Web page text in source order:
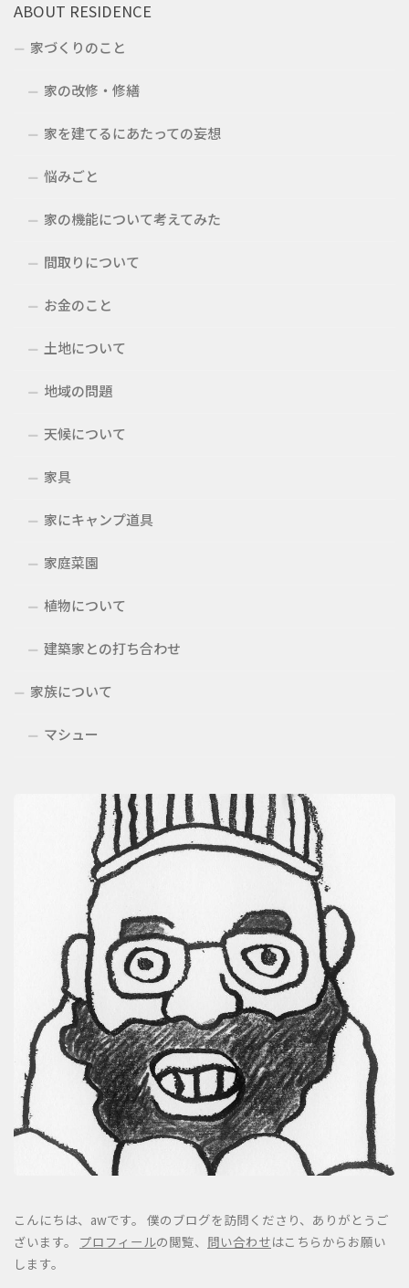
ABOUT RESIDENCE
家づくりのこと
家の改修・修繕
家を建てるにあたっての妄想
悩みごと
家の機能について考えてみた
間取りについて
お金のこと
土地について
地域の問題
天候について
家具
家にキャンプ道具
家庭菜園
植物について
建築家との打ち合わせ
家族について
マシュー
こんにちは、awです。 僕のブログを訪問くださり、ありがとうご
ざいます。 プロフィールの閲覧、 問い合わせはこちらからお願い
します。